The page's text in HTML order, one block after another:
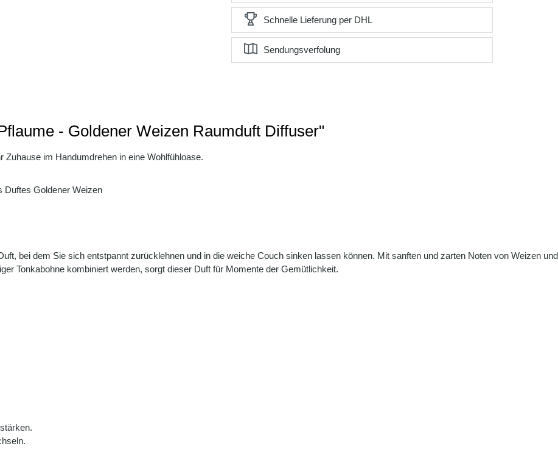
Schnelle Lieferung per DHL
Sendungsverfolung
- Goldener Weizen Raumduft Diffuser"
im Handumdrehen in eine Wohlfühloase.
Duftes Goldener Weizen
bei dem Sie sich entstpannt zurücklehnen und in die weiche Couch sinken lassen können. Mit sanften und zarten Noten von Weizen und
Tonkabohne kombiniert werden, sorgt dieser Duft für Momente der Gemütlichkeit.